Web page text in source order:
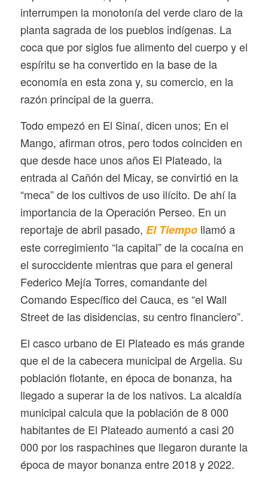
interrumpen la monotonía del verde claro de la
planta sagrada de los pueblos indígenas. La
coca que por siglos fue alimento del cuerpo y el
espíritu se ha convertido en la base de la
economía en esta zona y, su comercio, en la
razón principal de la guerra.
Todo empezó en El Sinaí, dicen unos; En el
Mango, afirman otros, pero todos coinciden en
que desde hace unos años El Plateado, la
entrada al Cañón del Micay, se convirtió en la
“meca” de los cultivos de uso ilícito. De ahí la
importancia de la Operación Perseo. En un
reportaje de abril pasado, El Tiempollamó a
este corregimiento “la capital” de la cocaína en
el suroccidente mientras que para el general
Federico Mejía Torres, comandante del
Comando Específico del Cauca, es “el Wall
Street de las disidencias, su centro financiero”.
El casco urbano de El Plateado es más grande
que el de la cabecera municipal de Argelia. Su
población flotante, en época de bonanza, ha
llegado a superar la de los nativos. La alcaldía
municipal calcula que la población de 8 000
habitantes de El Plateado aumentó a casi 20
000 por los raspachines que llegaron durante la
época de mayor bonanza entre 2018 y 2022.